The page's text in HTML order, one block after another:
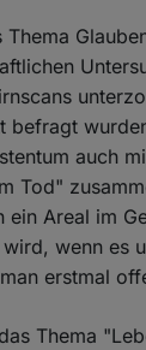
Thema
befragt
auch
Tod"
ein Areal im
wenn es
erstmal
Thema